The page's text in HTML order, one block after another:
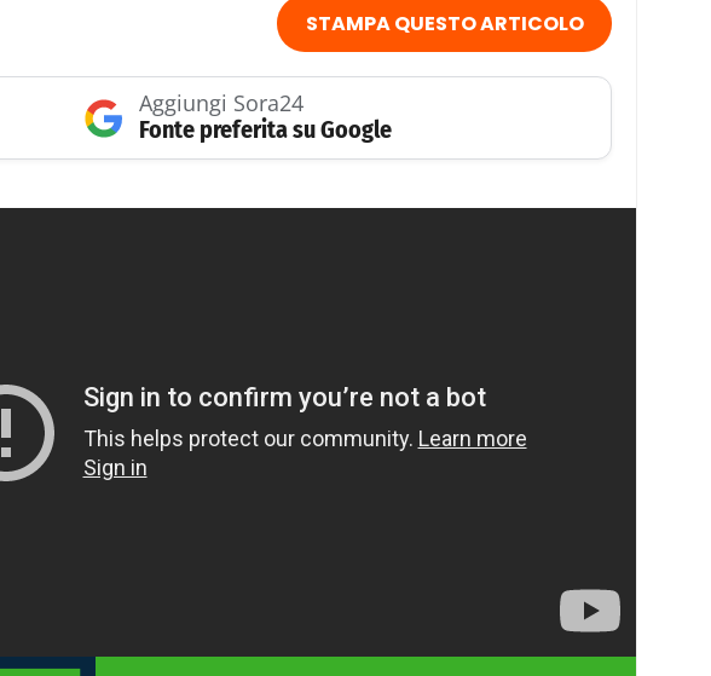
STAMPA QUESTO ARTICOLO
Aggiungi Sora24
Fonte preferita su Google